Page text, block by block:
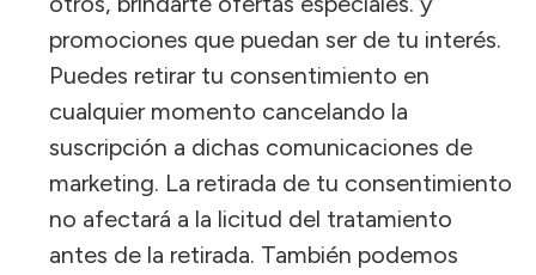
promociones que puedan ser de tu interés.
Puedes retirar tu consentimiento en
cualquier momento cancelando la
suscripción a dichas comunicaciones de
marketing. La retirada de tu consentimiento
no afectará a la licitud del tratamiento
antes de la retirada. También podemos